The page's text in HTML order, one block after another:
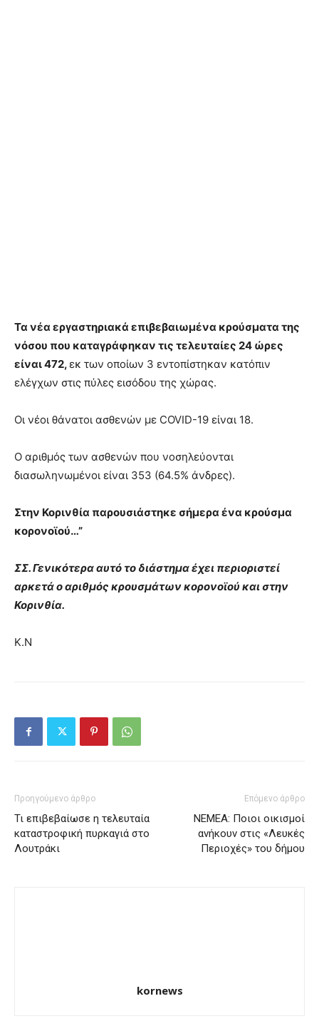
Τα νέα εργαστηριακά επιβεβαιωμένα κρούσματα της
νόσου που καταγράφηκαν τις τελευταίες 24 ώρες
είναι 472,εκ των οποίων 3 εντοπίστηκαν κατόπιν
ελέγχων στις πύλες εισόδου της χώρας.
Οι νέοι θάνατοι ασθενών με COVID-19 είναι 18.
Ο αριθμός των ασθενών που νοσηλεύονται
διασωληνωμένοι είναι 353 (64.5% άνδρες).
Στην Κορινθία παρουσιάστηκε σήμερα ένα κρούσμα
κορονοϊού…”
ΣΣ. Γενικότερα αυτό το διάστημα έχει περιοριστεί
αρκετά ο αριθμός κρουσμάτων κορονοϊού και στην
Κορινθία.
Κ.Ν
Προηγούμενο άρθρο
Τι επιβεβαίωσε η τελευταία
καταστροφική πυρκαγιά στο
Λουτράκι
Επόμενο άρθρο
ΝΕΜΕΑ: Ποιοι οικισμοί
ανήκουν στις «Λευκές
Περιοχές» του δήμου
kornews